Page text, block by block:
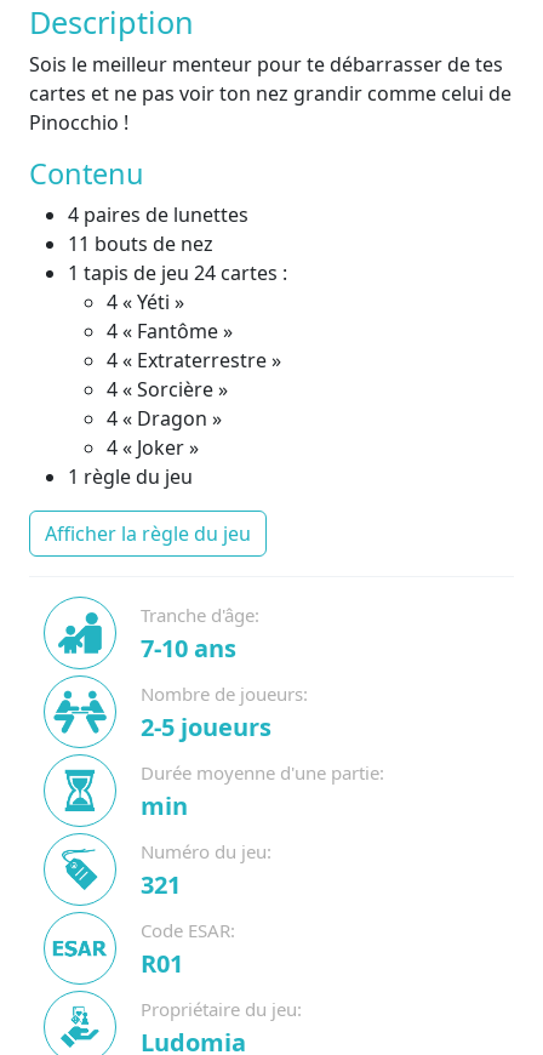
Description
Sois le meilleur menteur pour te débarrasser de tes
cartes et ne pas voir ton nez grandir comme celui de
Pinocchio !
Contenu
4 paires de lunettes
11 bouts de nez
1 tapis de jeu 24 cartes :
4 « Yéti »
4 « Fantôme »
4 « Extraterrestre »
4 « Sorcière »
4 « Dragon »
4 « Joker »
1 règle du jeu
Afficher la règle du jeu
Tranche d'âge:
7-10 ans
Nombre de joueurs:
2-5 joueurs
Durée moyenne d'une partie:
min
Numéro du jeu:
321
Code ESAR:
R01
Propriétaire du jeu:
Ludomia